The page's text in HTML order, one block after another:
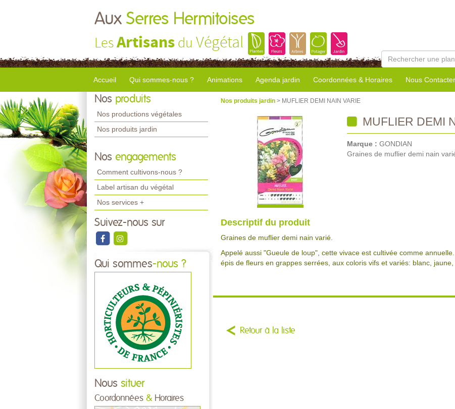
Aux Serres Hermitoises
LesArtisans du Végétal
Accueil Qui sommes-nous ? Animations Agenda jardin Coordonnées & Horaires Nous Contacter
Nos produits
Nos productions végétales
Nos produits jardin
Nos engagements
Comment cultivons-nous ?
Label artisan du végétal
Nos services +
Suivez-nous sur
Qui sommes-nous ?
Nous situer
Coordonnées & Horaires
Nos produits jardin > MUFLIER DEMI NAIN VARIE
MUFLIER DEMI
Marque : GONDIAN
Graines de muflier demi nain
Descriptif du produit
Graines de muflier demi nain varié.
Appelé aussi "Gueule de loup", cette vivace est cultivée comme
épis de fleurs en grappes serrées, aux coloris vifs et variés: blanc, jaune,
Retour à la liste